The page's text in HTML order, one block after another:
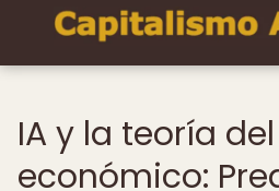
IA y la teoría
económico: